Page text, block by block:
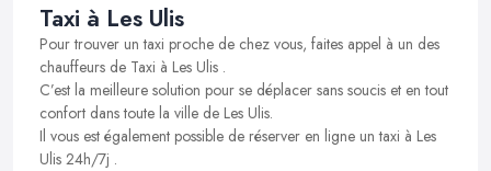
Taxi à Les Ulis
Pour trouver un taxi proche de chez vous, faites appel à un des
chauffeurs de Taxi à Les Ulis .
C’est la meilleure solution pour se déplacer sans soucis et en tout
confort dans toute la ville de Les Ulis.
Il vous est également possible de réserver en ligne un taxi à Les
Ulis 24h/7j .